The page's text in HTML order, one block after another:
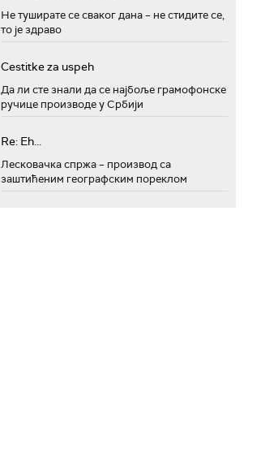
Не туширате се сваког дана – не стидите се,
то је здраво
Cestitke za uspeh
Да ли сте знали да се најбоље грамофонске
ручице производе у Србији
Re: Eh...
Лесковачка спржа – производ са
заштићеним географским пореклом